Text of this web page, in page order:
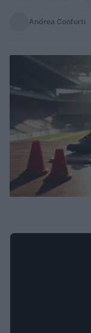
Andrea Conforti